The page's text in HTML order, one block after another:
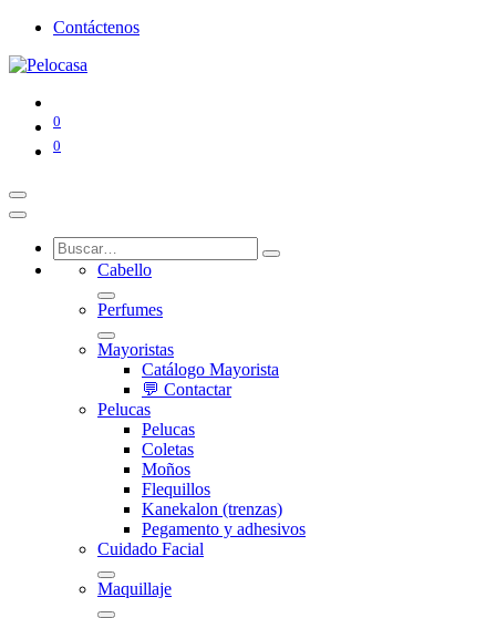
Contáctenos
0
0
Cabello
Perfumes
Mayoristas
Catálogo Mayorista
💬 Contactar
Pelucas
Pelucas
Coletas
Moños
Flequillos
Kanekalon (trenzas)
Pegamento y adhesivos
Cuidado Facial
Maquillaje